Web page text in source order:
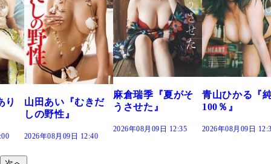
だ
麻倉瑞季『夏がそ
うさせた』
青山ひかる『純度
100％』
2026年08月09日 12:30
溝端 葵『もう
つの、あおい
で。』
2026年08月09日